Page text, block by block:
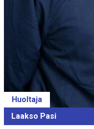
Huoltaja
Laakso Pasi